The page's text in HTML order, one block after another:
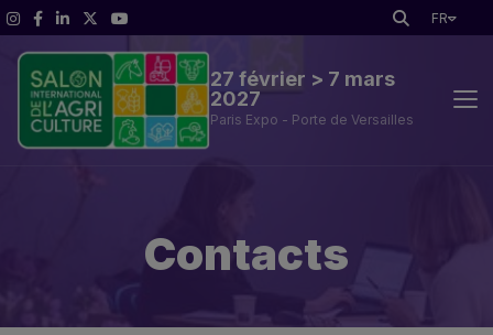
FR
27 février > 7 mars
2027
Paris Expo - Porte de Versailles
Infos Pratiques
Contacts